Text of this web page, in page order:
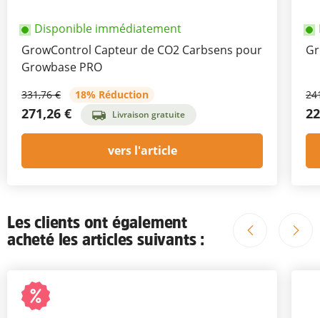
Disponible immédiatement
GrowControl Capteur de CO2 Carbsens pour
Growbase PRO
331,76 € 18% Réduction
271,26 € Livraison gratuite
vers l'article
Les clients ont également
acheté les articles suivants :